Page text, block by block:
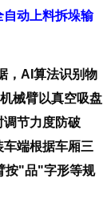
自动上料拆垛输
，AI算法识别物
械臂以真空吸盘
调节力度防破
端根据车厢三
按"品"字形等规